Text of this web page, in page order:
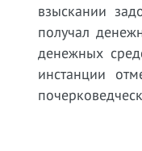
взыскании
получал
денежных
инстанции